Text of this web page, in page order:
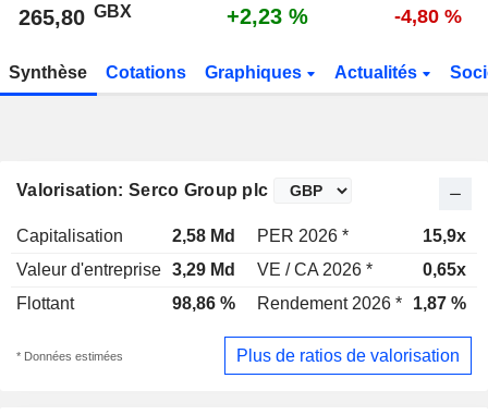
265,80 GBX +2,23 % -4,80 %
Synthèse Cotations Graphiques Actualités
Valorisation: Serco Group plc
Capitalisation 2,58 Md PER 2026 *
15,9x
Valeur d'entreprise 3,29 Md VE / CA 2026 *
0,65x
Flottant
98,86 % Rendement 2026 * 1,87 %
* Données estimées Plus de ratios de valorisation